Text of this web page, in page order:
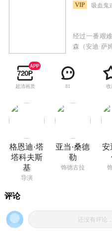
VIP 吸血鬼
经过一番艰
森（安迪·萨
而以梅菲丝
代表的怪物
来。婚后不
外公德古拉
够成长为出
走进文明社
阻止女儿一
丝，同时叫
等一帮死党
超清画质 81 收
格恩迪·塔
塔科夫斯
基
导演
亚当·桑德
勒
饰德古拉
安